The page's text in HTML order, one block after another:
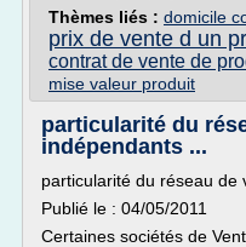
Thèmes liés : domicile
prix de vente d un
contrat de vente de
mise valeur produit
particularité du
indépendants ...
particularité du réseau de
Publié le : 04/05/2011
Certaines sociétés de